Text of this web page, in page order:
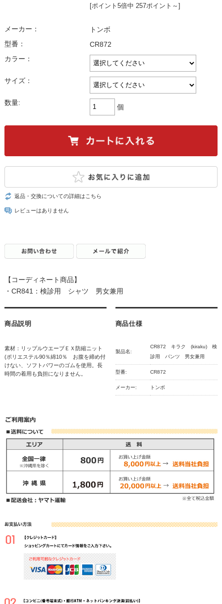
[ポイント5倍中 257ポイント～]
メーカー：
トンボ
型番：
CR872
カラー：
サイズ：
数量:
個
返品・交換についての詳細はこちら
レビューはありません
【コーディネート商品】
・CR841：検診用 シャツ 男女兼用
商品説明
素材：リップルウエーブＥＸ防縮ニット
(ポリエステル90％綿10％ お腹を締め付
けない、ソフトパワーのゴムを使用。長
時間の着用も負担になりません。
商品仕様
製品名:
CR872 キラク (kiraku) 検
診用 パンツ 男女兼用
型番: CR872
メーカー: トンボ